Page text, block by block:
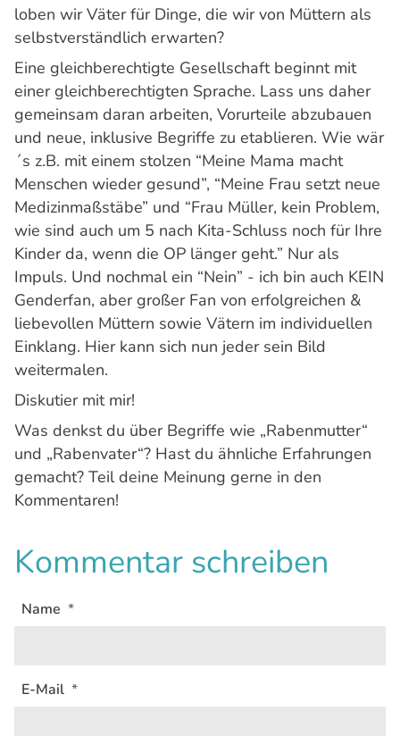
loben wir Väter für Dinge, die wir von Müttern als
selbstverständlich erwarten?
Eine gleichberechtigte Gesellschaft beginnt mit
einer gleichberechtigten Sprache. Lass uns daher
gemeinsam daran arbeiten, Vorurteile abzubauen
und neue, inklusive Begriffe zu etablieren. Wie wär
´s z.B. mit einem stolzen “Meine Mama macht
Menschen wieder gesund”, “Meine Frau setzt neue
Medizinmaßstäbe” und “Frau Müller, kein Problem,
wie sind auch um 5 nach Kita-Schluss noch für Ihre
Kinder da, wenn die OP länger geht.” Nur als
Impuls. Und nochmal ein “Nein” - ich bin auch KEIN
Genderfan, aber großer Fan von erfolgreichen &
liebevollen Müttern sowie Vätern im individuellen
Einklang. Hier kann sich nun jeder sein Bild
weitermalen.
Diskutier mit mir!
Was denkst du über Begriffe wie „Rabenmutter“
und „Rabenvater“? Hast du ähnliche Erfahrungen
gemacht? Teil deine Meinung gerne in den
Kommentaren!
Kommentar schreiben
Name
E-Mail